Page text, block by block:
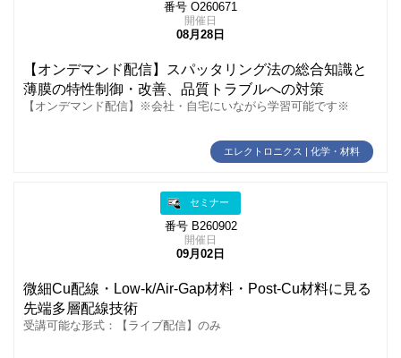
番号 O260671
開催日
08月28日
【オンデマンド配信】スパッタリング法の総合知識と
薄膜の特性制御・改善、品質トラブルへの対策
【オンデマンド配信】※会社・自宅にいながら学習可能です※
エレクトロニクス | 化学・材料
セミナー
番号 B260902
開催日
09月02日
微細Cu配線・Low‑k/Air-Gap材料・Post-Cu材料に見る
先端多層配線技術
受講可能な形式：【ライブ配信】のみ